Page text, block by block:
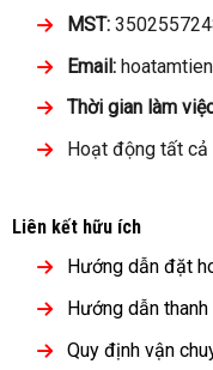
MST:
Email:
Thời gian làm
Hoạt động tất cả
Liên kết hữu ích
Hướng dẫn đặt
Hướng dẫn thanh
Quy định vận